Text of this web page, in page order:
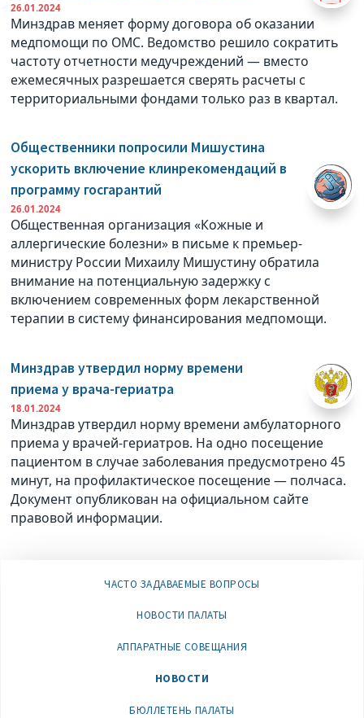
26.01.2024
Минздрав меняет форму договора об оказании
медпомощи по ОМС. Ведомство решило сократить
частоту отчетности медучреждений — вместо
ежемесячных разрешается сверять расчеты с
территориальными фондами только раз в квартал.
Общественники попросили Мишустина
ускорить включение клинрекомендаций в
программу госгарантий
26.01.2024
Общественная организация «Кожные и
аллергические болезни» в письме к премьер-
министру России Михаилу Мишустину обратила
внимание на потенциальную задержку с
включением современных форм лекарственной
терапии в систему финансирования медпомощи.
Минздрав утвердил норму времени
приема у врача-гериатра
18.01.2024
Минздрав утвердил норму времени амбулаторного
приема у врачей-гериатров. На одно посещение
пациентом в случае заболевания предусмотрено 45
минут, на профилактическое посещение — полчаса.
Документ опубликован на официальном сайте
правовой информации.
ЧАСТО ЗАДАВАЕМЫЕ ВОПРОСЫ
НОВОСТИ ПАЛАТЫ
АППАРАТНЫЕ СОВЕЩАНИЯ
НОВОСТИ
БЮЛЛЕТЕНЬ ПАЛАТЫ